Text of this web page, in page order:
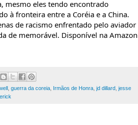
mesmo eles tendo encontrado
à fronteira entre a Coréia e a China.
de racismo enfrentado pelo aviador
de memorável. Disponível na Amazon
guerra da coreia Irmãos de Honra jd dillard jesse